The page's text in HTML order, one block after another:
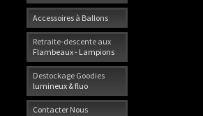
Accessoires à Ballons
Retraite-descente aux
Flambeaux - Lampions
Destockage Goodies
lumineux & fluo
Contacter Nous